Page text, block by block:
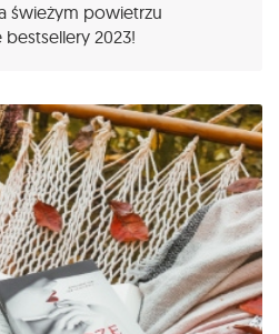
świeżym powietrzu
bestsellery 2023!